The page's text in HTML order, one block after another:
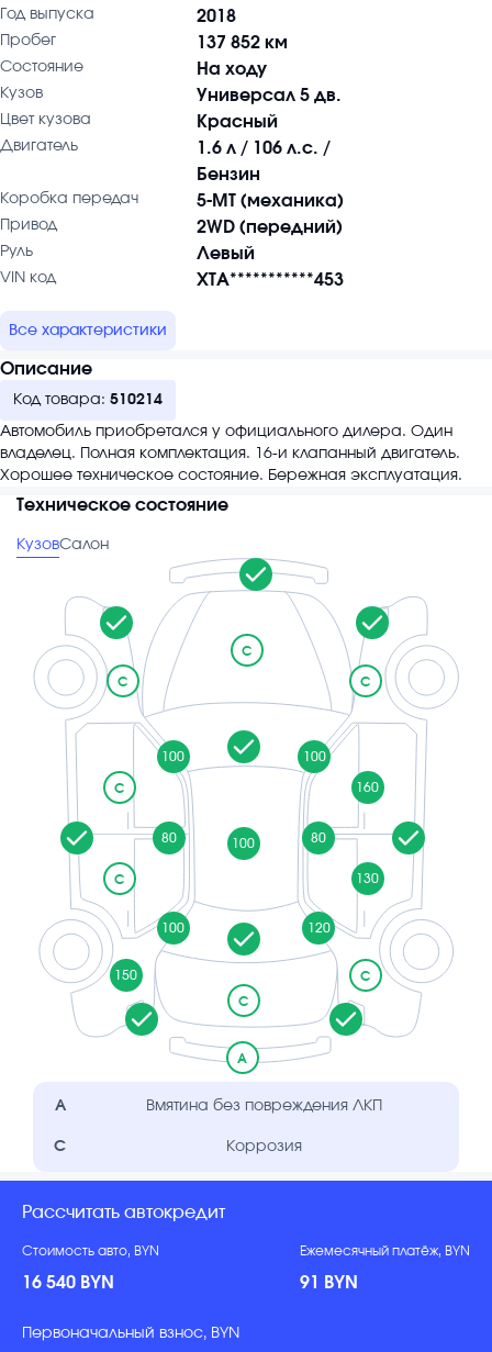
Год выпуска 2018
Пробег 137 852 км
Состояние На ходу
Кузов Универсал 5 дв.
Цвет кузова Красный
Двигатель
1.6 л / 106 л.с. /
Бензин
Коробка передач 5-MT (механика)
Привод 2WD (передний)
Руль Левый
VIN код XTA***********453
Все характеристики
Описание
Код товара: 510214
Автомобиль приобретался у официального дилера. Один
владелец. Полная комплектация. 16-и клапанный двигатель.
Хорошее техническое состояние. Бережная эксплуатация.
Техническое состояние
КузовСалон
C
100
C
A
C
100
C
80
C
100
150
C
100
160
80
130
120
C
A Вмятина без повреждения ЛКП
C Коррозия
Рассчитать автокредит
Стоимость авто, BYN
16 540 BYN
Ежемесячный платёж, BYN
91 BYN
Первоначальный взнос, BYN